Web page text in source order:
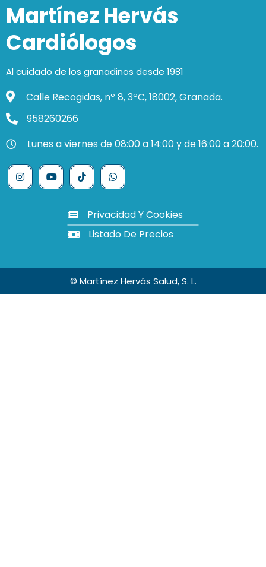
Martínez Hervás
Cardiólogos
Al cuidado de los granadinos desde 1981
Calle Recogidas, nº 8, 3ºC, 18002, Granada.
958260266
Lunes a viernes de 08:00 a 14:00 y de 16:00 a 20:00.
Privacidad Y Cookies
Listado De Precios
© Martínez Hervás Salud, S. L.